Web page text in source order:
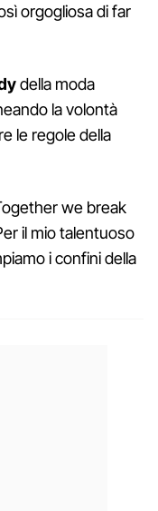
orgogliosa di far
della moda
la volontà
le regole della
we break
il mio talentuoso
i confini della